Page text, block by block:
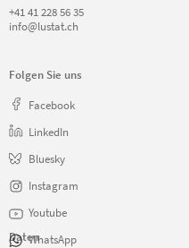
+41 41 228 56 35
info@lustat.ch
Folgen Sie uns
Facebook
LinkedIn
Bluesky
Instagram
Youtube
WhatsApp
Daten